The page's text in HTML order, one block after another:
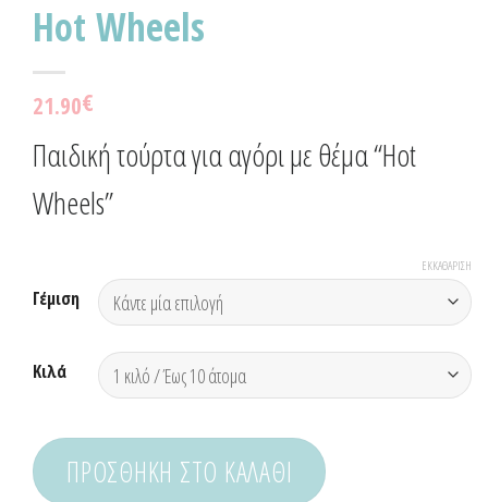
Hot Wheels
21.90€
Παιδική τούρτα για αγόρι με θέμα “Hot
Wheels”
Γέμιση
Κιλά
ΕΚΚΑΘΆΡΙΣΗ
ΠΡΟΣΘΉΚΗ ΣΤΟ ΚΑΛΆΘΙ